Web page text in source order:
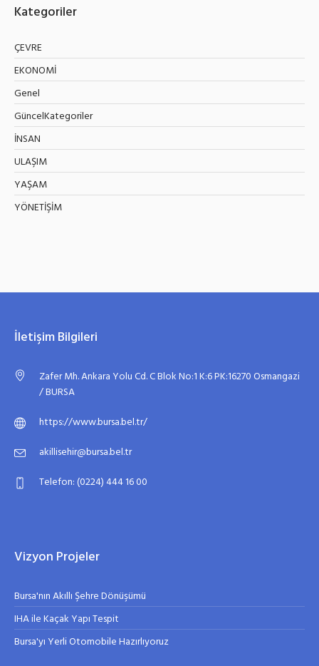
Kategoriler
ÇEVRE
EKONOMİ
Genel
GüncelKategoriler
İNSAN
ULAŞIM
YAŞAM
YÖNETİŞİM
İletişim Bilgileri
Zafer Mh. Ankara Yolu Cd. C Blok No:1 K:6 PK:16270 Osmangazi
/ BURSA
https://www.bursa.bel.tr/
akillisehir@bursa.bel.tr
Telefon: (0224) 444 16 00
Vizyon Projeler
Bursa'nın Akıllı Şehre Dönüşümü
IHA ile Kaçak Yapı Tespit
Bursa'yı Yerli Otomobile Hazırlıyoruz